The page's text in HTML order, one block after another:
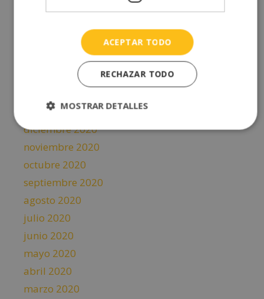
marzo 2021
enero 2021
diciembre 2020
noviembre 2020
octubre 2020
septiembre 2020
agosto 2020
julio 2020
junio 2020
mayo 2020
abril 2020
marzo 2020
ACEPTAR TODO
RECHAZAR TODO
MOSTRAR DETALLES